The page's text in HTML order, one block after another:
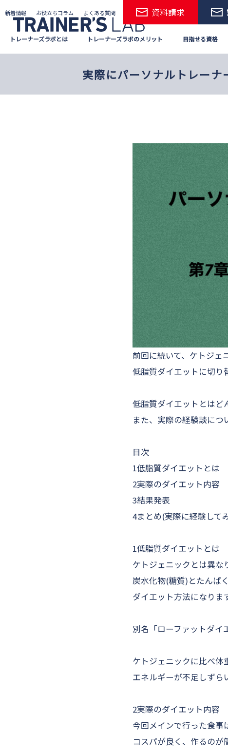
新着情報 お役立ちコラム よくある質問 資料請求
トレーナーズラボとは トレーナーズラボのメリット 目指せる資格
実際にパーソナルトレー
前回に続いて、ケトジェ
低脂質ダイエットに切り
低脂質ダイエットとはど
また、実際の経験談につ
目次
1低脂質ダイエットとは
2実際のダイエット内容
3結果発表
4まとめ(実際に経験して
1低脂質ダイエットとは
ケトジェニックとは異な
炭水化物(糖質)とたんぱ
ダイエット方法になりま
別名「ローファットダイ
ケトジェニックに比べ体
エネルギーが不足しずら
2実際のダイエット内容
今回メインで行った食事
コスパが良く、作るのが